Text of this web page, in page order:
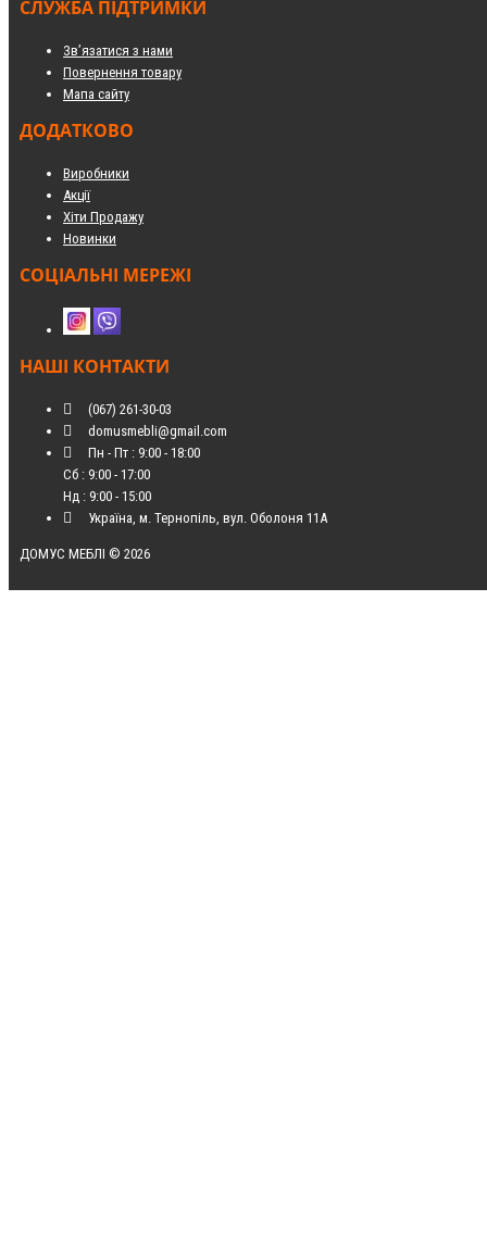
СЛУЖБА ПІДТРИМКИ
Зв’язатися з нами
Повернення товару
Мапа сайту
ДОДАТКОВО
Виробники
Акції
Хіти Продажу
Новинки
СОЦІАЛЬНІ МЕРЕЖІ
НАШІ КОНТАКТИ
(067) 261-30-03
domusmebli@gmail.com
Пн - Пт : 9:00 - 18:00
Сб : 9:00 - 17:00
Нд : 9:00 - 15:00
Україна, м. Тернопіль, вул. Оболоня 11А
ДОМУС МЕБЛІ © 2026